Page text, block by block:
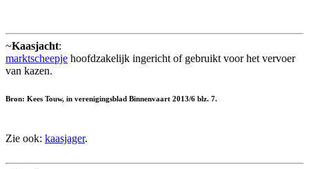
~Kaasjacht:
marktscheepje hoofdzakelijk ingericht of gebruikt voor het vervoer
van kazen.
Bron: Kees Touw, in verenigingsblad Binnenvaart 2013/6 blz. 7.
Zie ook: kaasjager.